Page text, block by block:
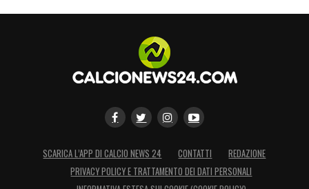
SCARICA L’APP DI CALCIO NEWS 24 CONTATTI
REDAZIONE
PRIVACY POLICY E TRATTAMENTO DEI DATI PERSONALI